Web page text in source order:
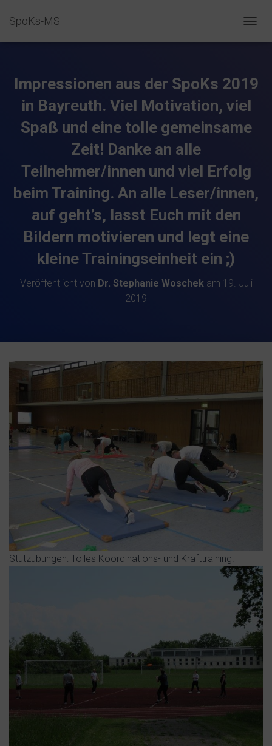
SpoKs-MS
A
G
A
T
I
N
S
C
H
Impressionen aus der SpoKs 2019
in Bayreuth. Viel Motivation, viel
Spaß und eine tolle gemeinsame
Zeit! Danke an alle
Teilnehmer/innen und viel Erfolg
beim Training. An alle Leser/innen,
auf geht’s, lasst Euch mit den
Bildern motivieren und legt eine
kleine Trainingseinheit ein ;)
Veröffentlicht von Dr. Stephanie Woschekam 19. Juli
2019
Stützübungen: Tolles Koordinations- und Krafttraining!